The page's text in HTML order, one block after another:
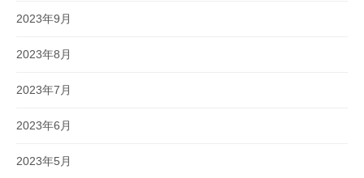
2023年9月
2023年8月
2023年7月
2023年6月
2023年5月